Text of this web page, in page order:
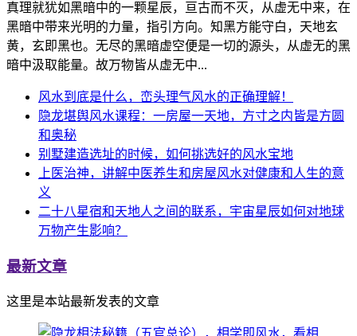
真理就犹如黑暗中的一颗星辰，亘古而不灭，从虚无中来，在
黑暗中带来光明的力量，指引方向。知黑方能守白，天地玄
黄，玄即黑也。无尽的黑暗虚空便是一切的源头，从虚无的黑
暗中汲取能量。故万物皆从虚无中...
风水到底是什么，峦头理气风水的正确理解！
隐龙堪舆风水课程：一房屋一天地，方寸之内皆是方圆
和奥秘
别墅建造选址的时候，如何挑选好的风水宝地
上医治神，讲解中医养生和房屋风水对健康和人生的意
义
二十八星宿和天地人之间的联系，宇宙星辰如何对地球
万物产生影响？
最新文章
这里是本站最新发表的文章